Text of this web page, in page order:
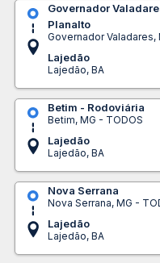
Governador
Planalto
Governador Valadares,
Lajedão
Lajedão, BA
Betim - Rodoviária
Betim, MG - TODOS
Lajedão
Lajedão, BA
Nova Serrana
Nova Serrana, MG -
Lajedão
Lajedão, BA